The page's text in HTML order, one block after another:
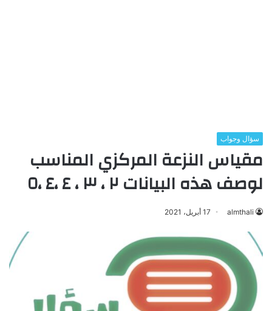
سؤال وجواب
مقياس النزعة المركزي المناسب
لوصف هذه البيانات ٢ ، ٣ ، ٤ ،٤ ،٥
almthali 17 أبريل، 2021